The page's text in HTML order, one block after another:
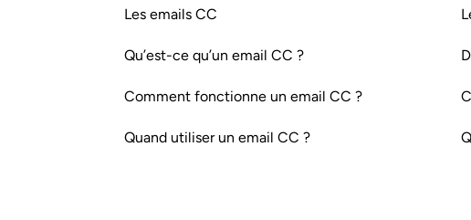
Les emails CC
Qu’est-ce qu’un email CC ?
Comment fonctionne un email CC ?
Quand utiliser un email CC ?